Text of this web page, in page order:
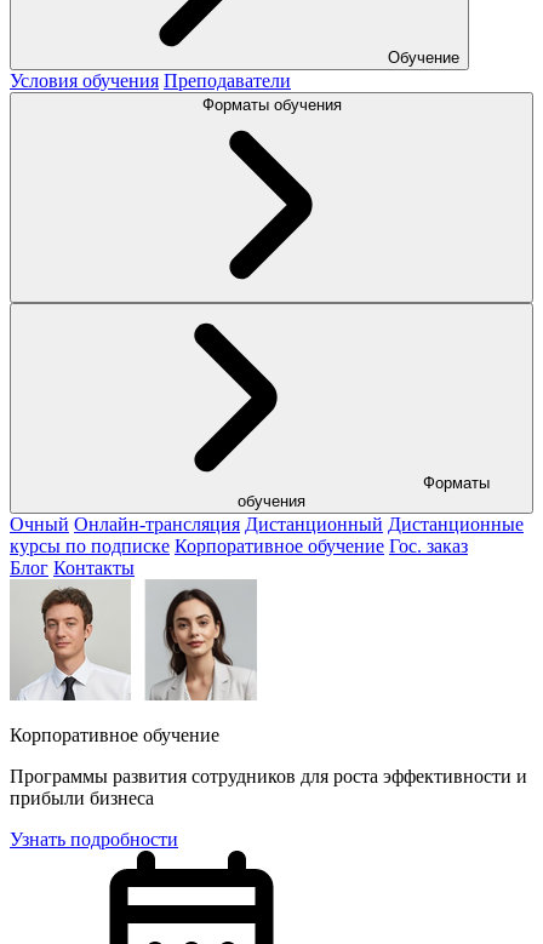
Обучение
Условия обучения Преподаватели
Форматы обучения
обучения
Очный Онлайн-трансляция Дистанционный Дистанционные
курсы по подписке Корпоративное обучение Гос. заказ
Блог Контакты
Корпоративное обучение
Программы развития сотрудников для роста эффективности и
прибыли бизнеса
Узнать подробности